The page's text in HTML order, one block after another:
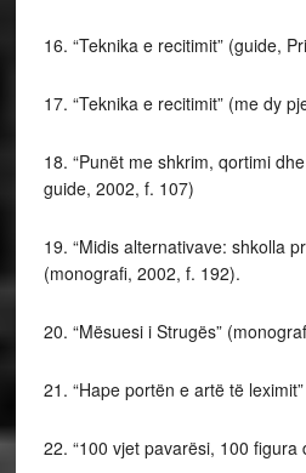
16. “Teknika e recitimit” (guide,
17. “Teknika e recitimit” (me dy
18. “Punët me shkrim, qortimi
guide, 2002, f. 107)
19. “Midis alternativave: shkolla
(monografi, 2002, f. 192).
20. “Mësuesi i Strugës”
21. “Hape portën e artë të
22. “100 vjet pavarësi, 100